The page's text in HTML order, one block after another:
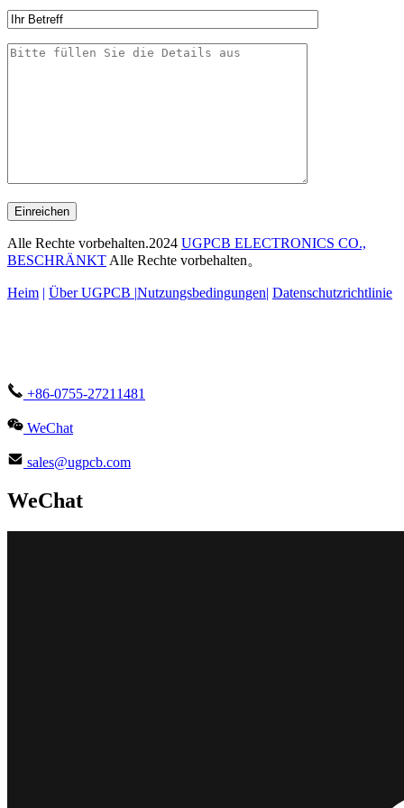
Einreichen
Alle Rechte vorbehalten.2024 UGPCB ELECTRONICS CO.,
BESCHRÄNKT Alle Rechte vorbehalten。
Heim | Über UGPCB |Nutzungsbedingungen| Datenschutzrichtlinie
+86-0755-27211481
WeChat
sales@ugpcb.com
WeChat